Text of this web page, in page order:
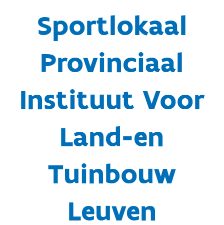
Sportlokaal
Provinciaal
Instituut Voor
Land-en
Tuinbouw
Leuven